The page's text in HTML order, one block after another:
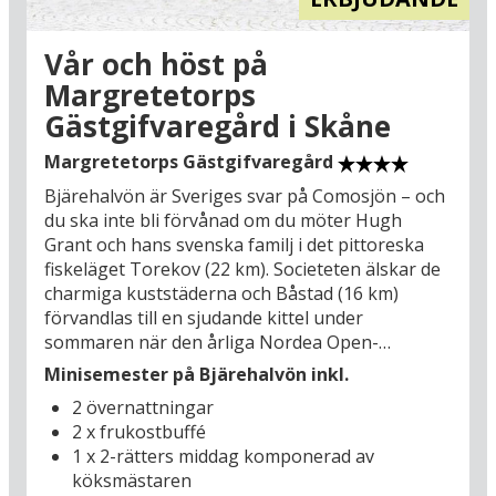
höger kan du skönja Sjömärket i Gl. Skagen där
du också hittar den vackra Solnedgångsplatsen.
Här samlas lokala och turister på kvällen för att
se den glödande solen när den sakta sjunker ner
i havet. Skagen upplevs förövrigt som bäst på en
cykel, det är enkelt att ta sig runt och här finns
nästan inga backar. Det är också populärt att
cykla längs den gamla Hulsig-cykelbanan som
snor sig längs kusten och hedlandskapet.
Oavsett väder, vind och årstid är Skagen med sin
unika charm en mycket idyllisk
semesterdestination!
Vår och höst på
Margretetorps
Gästgifvaregård i Skåne
Margretetorps Gästgifvaregård
Bjärehalvön är Sveriges svar på Comosjön – och
du ska inte bli förvånad om du möter Hugh
Grant och hans svenska familj i det pittoreska
fiskeläget Torekov (22 km). Societeten älskar de
charmiga kuststäderna och Båstad (16 km)
förvandlas till en sjudande kittel under
sommaren när den årliga Nordea Open-
turneringen går av stapeln. Men naturen och
fiskelägenas skönhet bleknar inte när den värsta
turistanstormningen mattas av, tvärtemot får du
massor av plats längs vandringsleder, golfbanor
och sandstränder som bjuder på en magnifik
utsikt över Laholmsbukten i norr och
Minisemester på Bjärehalvön inkl.
2 övernattningar
2 x frukostbuffé
1 x 2-rätters middag komponerad av
köksmästaren